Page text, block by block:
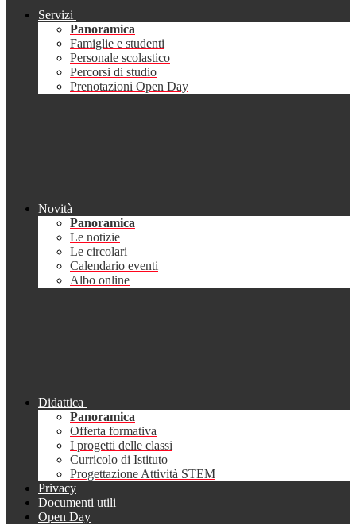
Servizi
Panoramica
Famiglie e studenti
Personale scolastico
Percorsi di studio
Prenotazioni Open Day
Novità
Panoramica
Le notizie
Le circolari
Calendario eventi
Albo online
Didattica
Panoramica
Offerta formativa
I progetti delle classi
Curricolo di Istituto
Progettazione Attività STEM
Privacy
Documenti utili
Open Day